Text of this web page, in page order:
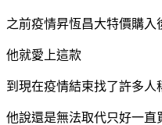
之前疫情昇恆昌大特價購入
他就愛上這款
到現在疫情結束找了許多人
他說還是無法取代只好一直